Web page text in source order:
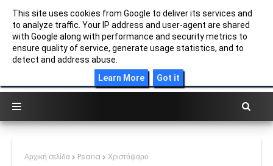
ΕΙΔΗ ΨΑΡΙΩΝ ΣΤΗΝ ΜΕΣΟΓΕΙΟ
Αρχική σελίδα Psaria Χριστόψαρο
This site uses cookies from Google to deliver its services and
to analyze traffic. Your IP address and user-agent are shared
with Google along with performance and security metrics to
ensure quality of service, generate usage statistics, and to
detect and address abuse.
Learn More
Got it